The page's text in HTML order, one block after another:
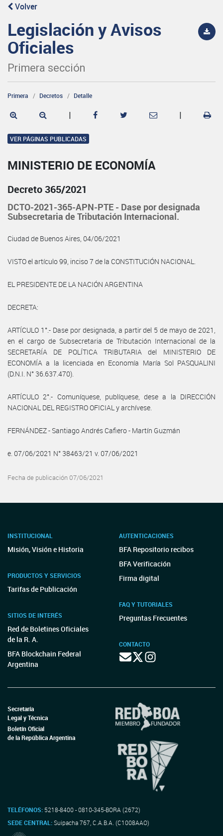
Volver
Legislación y Avisos
Oficiales
Primera sección
Primera Decretos Detalle
| |
VER PÁGINAS PUBLICADAS
MINISTERIO DE ECONOMÍA
Decreto 365/2021
DCTO-2021-365-APN-PTE - Dase por designada
Subsecretaria de Tributación Internacional.
Ciudad de Buenos Aires, 04/06/2021
VISTO el artículo 99, inciso 7 de la CONSTITUCIÓN NACIONAL.
EL PRESIDENTE DE LA NACIÓN ARGENTINA
DECRETA:
ARTÍCULO 1°.- Dase por designada, a partir del 5 de mayo de 2021,
en el cargo de Subsecretaria de Tributación Internacional de la
SECRETARÍA DE POLÍTICA TRIBUTARIA del MINISTERIO DE
ECONOMÍA a la licenciada en Economía María Sol PASQUALINI
(D.N.I. N° 36.637.470).
ARTÍCULO 2°.- Comuníquese, publíquese, dese a la DIRECCIÓN
NACIONAL DEL REGISTRO OFICIAL y archívese.
FERNÁNDEZ - Santiago Andrés Cafiero - Martín Guzmán
e. 07/06/2021 N° 38463/21 v. 07/06/2021
Fecha de publicación 07/06/2021
INSTITUCIONAL
Misión, Visión e Historia
PRODUCTOS Y SERVICIOS
Tarifas de Publicación
SITIOS DE INTERÉS
Red de Boletines Oficiales
de la R. A.
BFA Blockchain Federal
Argentina
AUTENTICACIONES
BFA Repositorio recibos
BFA Verificación
Firma digital
FAQ Y TUTORIALES
Preguntas Frecuentes
CONTACTO
Secretaría
Legal y Técnica
Boletín Oficial
de la República Argentina
TELÉFONOS: 5218-8400 - 0810-345-BORA (2672)
SEDE CENTRAL:Suipacha 767, C.A.B.A. (C1008AAO)